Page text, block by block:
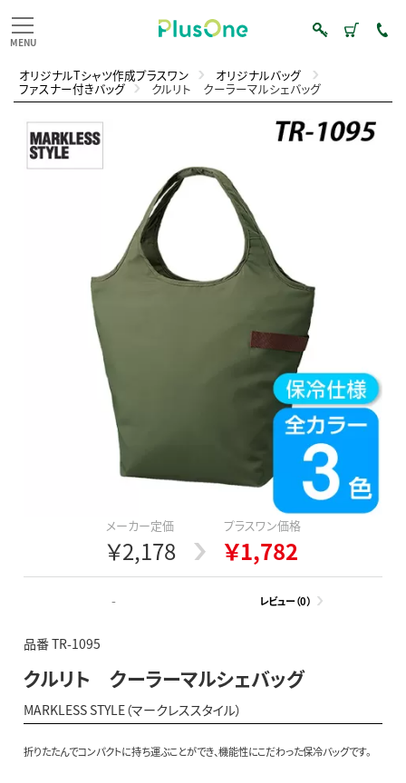
オリジナルTシャツ作成プラスワン オリジナルバッグ
ファスナー付きバッグ クルリト クーラーマルシェバッグ
メーカー定価
￥2,178
プラスワン価格
￥1,782
- レビュー（0）
品番 TR-1095
クルリト クーラーマルシェバッグ
MARKLESS STYLE（マークレススタイル）
折りたたんでコンパクトに持ち運ぶことができ、機能性にこだわった保冷バッグです。